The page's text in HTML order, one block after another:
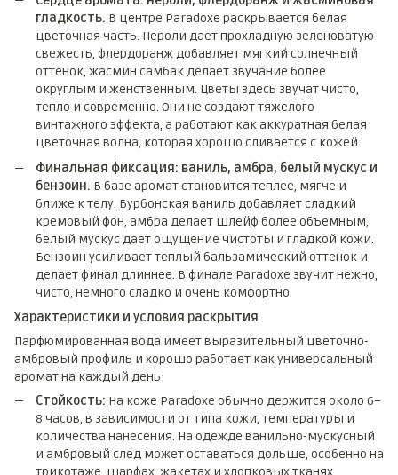
гладкость. В центре Paradoxe раскрывается белая
цветочная часть. Нероли дает прохладную зеленоватую
свежесть, флердоранж добавляет мягкий солнечный
оттенок, жасмин самбак делает звучание более
округлым и женственным. Цветы здесь звучат чисто,
тепло и современно. Они не создают тяжелого
винтажного эффекта, а работают как аккуратная белая
цветочная волна, которая хорошо сливается с кожей.
Финальная фиксация: ваниль, амбра, белый мускус и
бензоин. В базе аромат становится теплее, мягче и
ближе к телу. Бурбонская ваниль добавляет сладкий
кремовый фон, амбра делает шлейф более объемным,
белый мускус дает ощущение чистоты и гладкой кожи.
Бензоин усиливает теплый бальзамический оттенок и
делает финал длиннее. В финале Paradoxe звучит нежно,
чисто, немного сладко и очень комфортно.
Характеристики и условия раскрытия
Парфюмированная вода имеет выразительный цветочно-
амбровый профиль и хорошо работает как универсальный
аромат на каждый день:
Стойкость: На коже Paradoxe обычно держится около 6–
8 часов, в зависимости от типа кожи, температуры и
количества нанесения. На одежде ванильно-мускусный
и амбровый след может оставаться дольше, особенно на